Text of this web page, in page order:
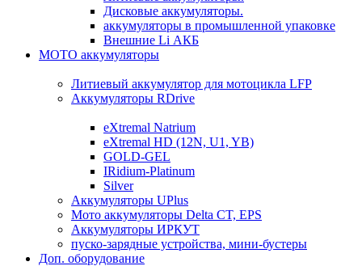
Дисковые аккумуляторы.
аккумуляторы в промышленной упаковке
Внешние Li АКБ
МОТО аккумуляторы
Литиевый аккумулятор для мотоцикла LFP
Аккумуляторы RDrive
eXtremal Natrium
eXtremal HD (12N, U1, YB)
GOLD-GEL
IRidium-Platinum
Silver
Аккумуляторы UPlus
Мото аккумуляторы Delta CT, EPS
Аккумуляторы ИРКУТ
пуско-зарядные устройства, мини-бустеры
Доп. оборудование